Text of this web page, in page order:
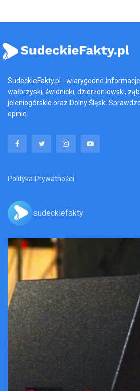
SudeckieFakty.pl - wiarygodne
wałbrzyski, świdnicki, dzierżoniowski,
jeleniogórskie oraz Dolny Śląsk.
opinie.
Polityka Prywatności
sudeckiefakty